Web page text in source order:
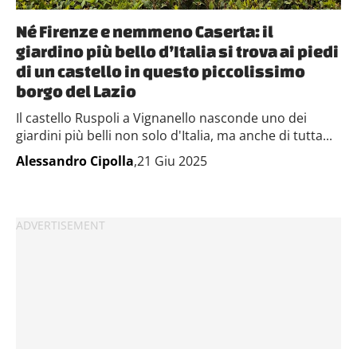
Né Firenze e nemmeno Caserta: il
giardino più bello d’Italia si trova ai piedi
di un castello in questo piccolissimo
borgo del Lazio
Il castello Ruspoli a Vignanello nasconde uno dei
giardini più belli non solo d'Italia, ma anche di tutta...
Alessandro Cipolla,21 Giu 2025